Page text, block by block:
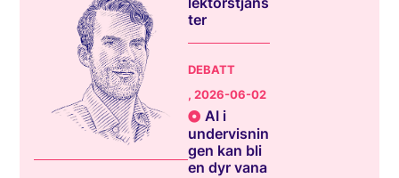
ter
DEBATT
, 2026-06-02
AI i
undervisnin
gen kan bli
en dyr vana